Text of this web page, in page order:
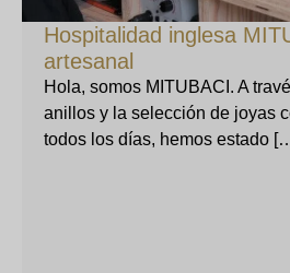
Hospitalidad inglesa
artesanal
Hola, somos MITUBACI. A
anillos y la selección de joyas
todos los días, hemos estado